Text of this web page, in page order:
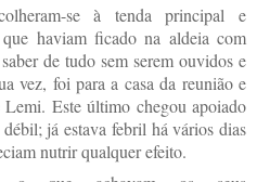
se à tenda principal e
haviam ficado na aldeia com
de tudo sem serem ouvidos e
vez, foi para a casa da reunião e
Este último chegou apoiado
já estava febril há vários dias
nutrir qualquer efeito.